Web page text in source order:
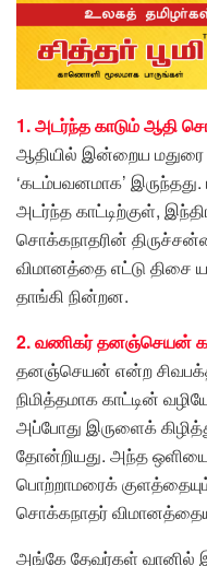
1. அடர்ந்த காடும் ஆதி
ஆதியில் இன்றைய மதுரை
‘கடம்பவனமாக’
அடர்ந்த காட்டிற்குள்,
சொக்கநாதரின்
விமானத்தை எட்டு
தாங்கி நின்றன.
2. வணிகர் தனஞ்செயன்
தனஞ்செயன் என்ற
நிமித்தமாக காட்டின்
அப்போது இருளைக்
தோன்றியது. அந்த
பொற்றாமரைக்
சொக்கநாதர்
அங்கே தேவர்கள் வானில்